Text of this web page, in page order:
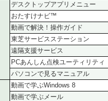
デスクトップアプリメニュー
おたすけナビ™
動画で解決！操作ガイド
東芝サービスステーション
遠隔支援サービス
PCあんしん点検ユーティリティ
パソコンで見るマニュアル
動画で学ぶWindows 8
動画で学ぶメール